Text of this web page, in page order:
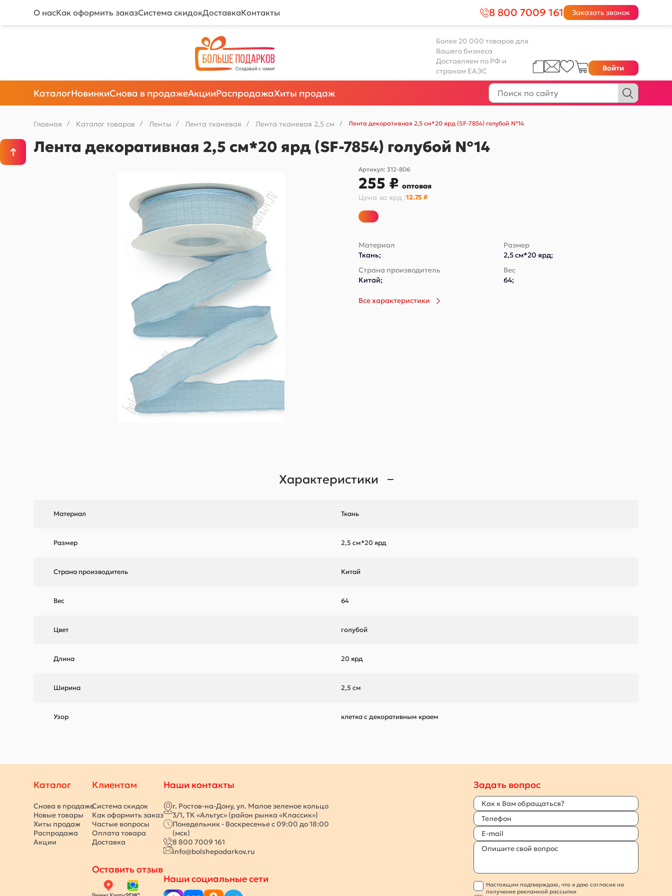
О насКак оформить заказСистема скидокДоставкаКонтакты 8 800 7009 161 Заказать звонок
Более 20 000 товаров для
Вашего бизнеса
Доставляем по РФ и
странам ЕАЭС
Войти
КаталогНовинкиСнова в продажеАкцииРаспродажаХиты продаж
Главная / Каталог товаров / Ленты / Лента тканевая / Лента тканевая 2,5 см / Лента декоративная 2,5 см*20 ярд (SF-7854) голубой №14
Лента декоративная 2,5 см*20 ярд (SF-7854) голубой №14
Артикул:312-806
255 ₽оптовая
Цена за ярд :12.75 ₽
Материал
Ткань;
Размер
2,5 см*20 ярд;
Страна производитель
Китай;
Вес
64;
Все характеристики
Характеристики
Материал Ткань
Размер 2,5 см*20 ярд
Страна производитель Китай
Вес 64
Цвет голубой
Длина 20 ярд
Ширина 2,5 см
Узор клетка с декоративным краем
Каталог
Снова в продаже
Новые товары
Хиты продаж
Распродажа
Акции
Клиентам
Система скидок
Как оформить заказ
Частые вопросы
Оплата товара
Доставка
Оставить отзыв
Наши контакты
г. Ростов-на-Дону, ул. Малое зеленое кольцо
3/1, ТК «Альтус» (район рынка «Классик»)
Понедельник - Воскресенье с 09:00 до 18:00
(мск)
8 800 7009 161
info@bolshepodarkov.ru
Наши социальные сети
Задать вопрос
Настоящим подтверждаю, что я даю согласие на
получение рекламной рассылки